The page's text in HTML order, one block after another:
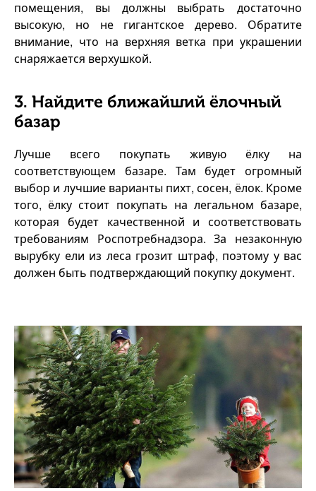
помещения, вы должны выбрать достаточно
высокую, но не гигантское дерево. Обратите
внимание, что на верхняя ветка при украшении
снаряжается верхушкой.
3. Найдите ближайший ёлочный
базар
Лучше всего покупать живую ёлку на
соответствующем базаре. Там будет огромный
выбор и лучшие варианты пихт, сосен, ёлок. Кроме
того, ёлку стоит покупать на легальном базаре,
которая будет качественной и соответствовать
требованиям Роспотребнадзора. За незаконную
вырубку ели из леса грозит штраф, поэтому у вас
должен быть подтверждающий покупку документ.